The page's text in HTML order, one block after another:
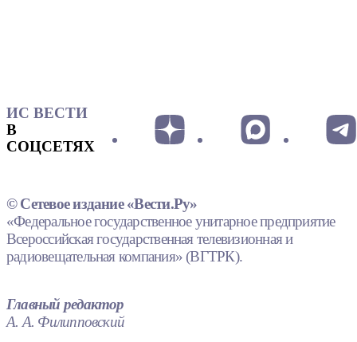
ИС ВЕСТИ
В
СОЦСЕТЯХ
© Сетевое издание «Вести.Ру»
«Федеральное государственное унитарное предприятие
Всероссийская государственная телевизионная и
радиовещательная компания» (ВГТРК).
Главный редактор
А. А. Филипповский